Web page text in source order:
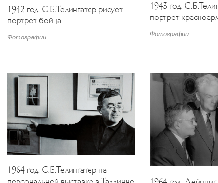
1942 год. С.Б.Телингатер рисует
портрет бойца
Фотографии
1943 год.
портрет
Фотографии
1964 год. С.Б.Телингатер на